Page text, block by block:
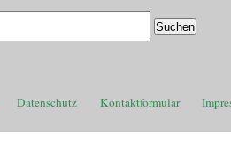
Datenschutz Kontaktformular